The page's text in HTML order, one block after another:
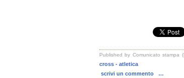
Published by Comunicato stampa
cross - atletica
scrivi un commento
…